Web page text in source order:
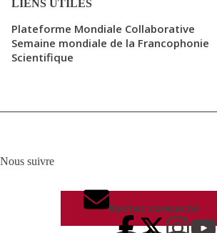
LIENS UTILES
Plateforme Mondiale Collaborative
Semaine mondiale de la Francophonie
Scientifique
Nous suivre
Restez connecté